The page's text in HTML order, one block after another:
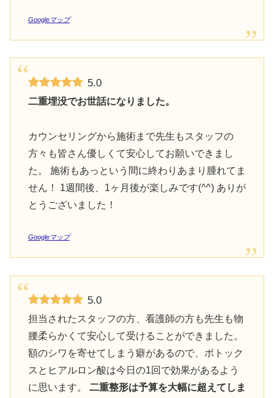
Googleマップ
5.0
二重埋没でお世話になりました。
カウンセリングから施術まで先生もスタッフの
方々も皆さん優しくて安心してお願いできまし
た。 施術もあっという間に終わりあまり腫れてま
せん！ 1週間後、1ヶ月後が楽しみです(^^) ありが
とうございました！
Googleマップ
5.0
担当されたスタッフの方、看護師の方も先生も物
腰柔らかくて安心して受けることができました。
額のシワを寄せてしまう癖があるので、ボトック
スとヒアルロン酸は今日の1回で効果があるよう
に思います。 二重整形は予算を大幅に超えてしま